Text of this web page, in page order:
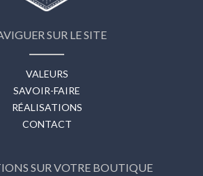
SUR LE SITE
VALEURS
SAVOIR-FAIRE
RÉALISATIONS
CONTACT
SUR VOTRE BOUTIQUE